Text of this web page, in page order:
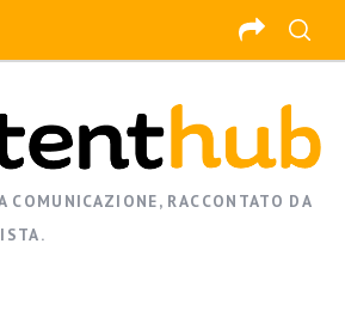
COMUNICAZIONE, RACCONTATO DA